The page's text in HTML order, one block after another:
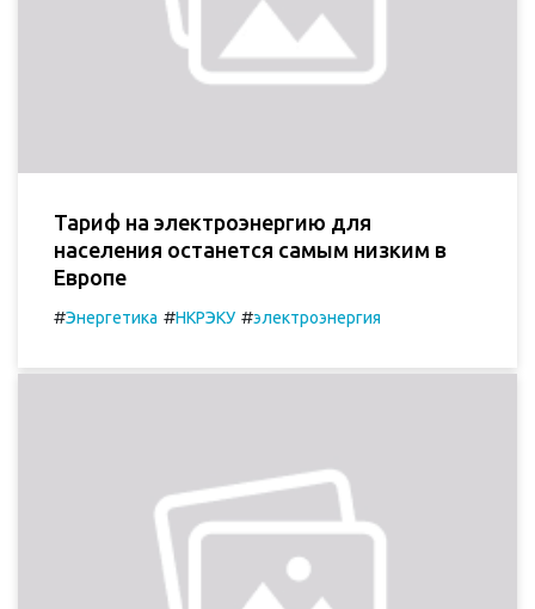
Тариф на электроэнергию для
населения останется самым низким в
Европе
#Энергетика #НКРЭКУ #электроэнергия